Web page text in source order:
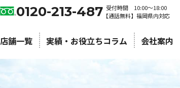
0120-213-487 受付時間 10:00〜18:00
【通話無料】福岡県内対応
店舗一覧 実績・お役立ちコラム 会社案内